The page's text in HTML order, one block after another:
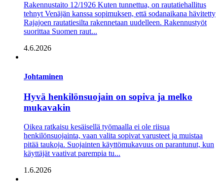
Rakennustaito 12/1926 Kuten tunnettua, on rautatiehallitus
tehnyt Venäjän kanssa sopimuksen, että sodanaikana hävitetty
Rajajoen rautatiesilta rakennetaan uudelleen. Rakennustyöt
suorittaa Suomen raut...
4.6.2026
Johtaminen
Hyvä henkilönsuojain on sopiva ja melko
mukavakin
Oikea ratkaisu kesäisellä työmaalla ei ole riisua
henkilönsuojainta, vaan valita sopivat varusteet ja muistaa
pitää taukoja. Suojainten käyttömukavuus on parantunut, kun
käyttäjät vaativat parempia tu...
1.6.2026